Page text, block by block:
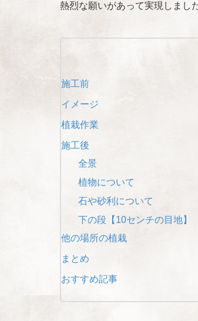
熱烈な願いがあって実現しました
施工前
イメージ
植栽作業
施工後
全景
植物について
石や砂利について
下の段【10センチの目地】
他の場所の植栽
まとめ
おすすめ記事